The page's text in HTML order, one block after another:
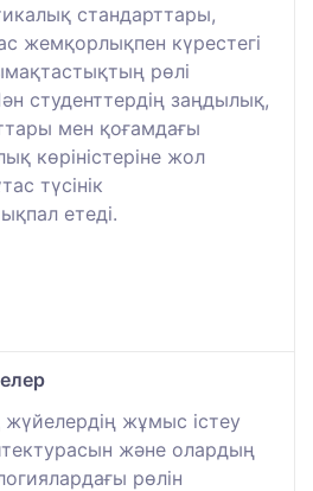
стандарттары,
жемқорлықпен күрестегі
рөлі
студенттердің заңдылық,
мен қоғамдағы
көріністеріне жол
түсінік
етеді.
жұмыс істеу
және олардың
рөлін